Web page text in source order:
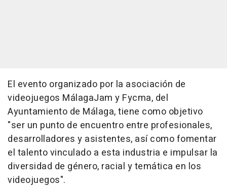
El evento organizado por la asociación de
videojuegos MálagaJam y Fycma, del
Ayuntamiento de Málaga, tiene como objetivo
"ser un punto de encuentro entre profesionales,
desarrolladores y asistentes, así como fomentar
el talento vinculado a esta industria e impulsar la
diversidad de género, racial y temática en los
videojuegos".